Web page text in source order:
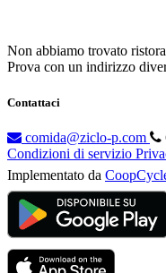
Non abbiamo trovato
Prova con un indirizzo
Contattaci
comida@ziclo-p.com
Condizioni di servizio
Implementato da